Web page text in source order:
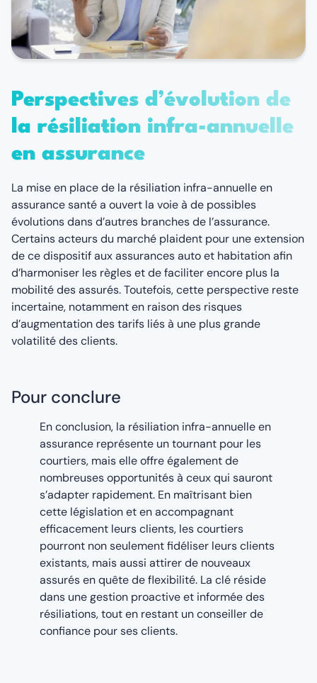
Perspectives d’évolution de
la résiliation infra-annuelle
en assurance
La mise en place de la résiliation infra-annuelle en
assurance santé a ouvert la voie à de possibles
évolutions dans d’autres branches de l’assurance.
Certains acteurs du marché plaident pour une extension
de ce dispositif aux assurances auto et habitation afin
d’harmoniser les règles et de faciliter encore plus la
mobilité des assurés. Toutefois, cette perspective reste
incertaine, notamment en raison des risques
d’augmentation des tarifs liés à une plus grande
volatilité des clients.
Pour conclure
En conclusion, la résiliation infra-annuelle en
assurance représente un tournant pour les
courtiers, mais elle offre également de
nombreuses opportunités à ceux qui sauront
s’adapter rapidement. En maîtrisant bien
cette législation et en accompagnant
efficacement leurs clients, les courtiers
pourront non seulement fidéliser leurs clients
existants, mais aussi attirer de nouveaux
assurés en quête de flexibilité. La clé réside
dans une gestion proactive et informée des
résiliations, tout en restant un conseiller de
confiance pour ses clients.